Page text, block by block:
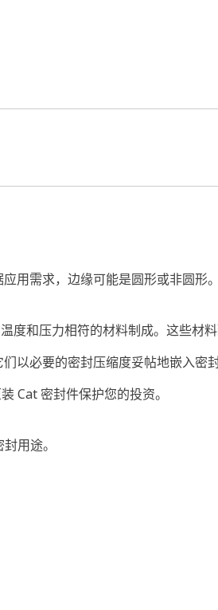
用需求，边缘可能是圆形或非圆形。
和压力相符的材料制成。这些材
以必要的密封压缩度妥帖地嵌入密封
Cat 密封件保护您的投资。
用途。